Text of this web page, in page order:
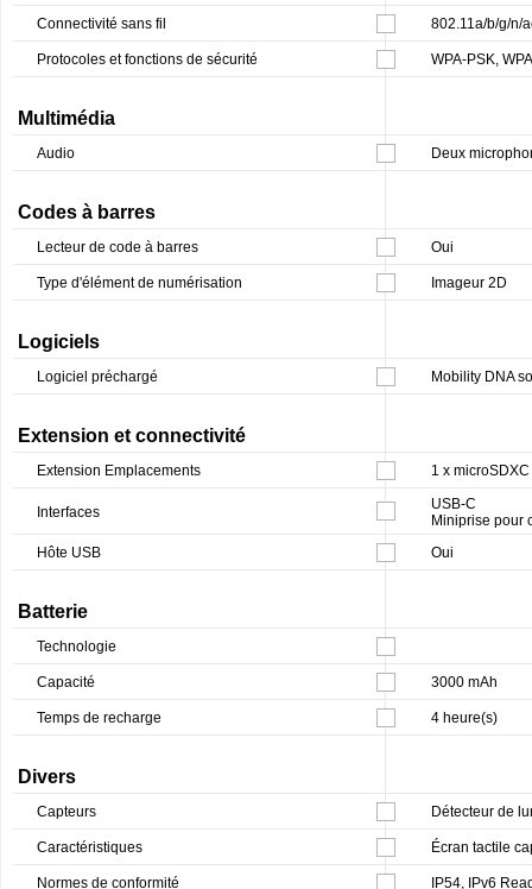
Connectivité sans fil 802.11a/b/g/n/
Protocoles et fonctions de sécurité WPA-PSK,
Multimédia
Audio Deux
Codes à barres
Lecteur de code à barres Oui
Type d'élément de numérisation Imageur 2D
Logiciels
Logiciel préchargé Mobility DNA
Extension et connectivité
Extension Emplacements 1 x microSDXC
Interfaces
USB-C
Miniprise pour
Hôte USB
Oui
Batterie
Technologie
Capacité 3000 mAh
Temps de recharge 4 heure(s)
Divers
Capteurs Détecteur de
Caractéristiques Écran tactile
Normes de conformité IP54, IPv6